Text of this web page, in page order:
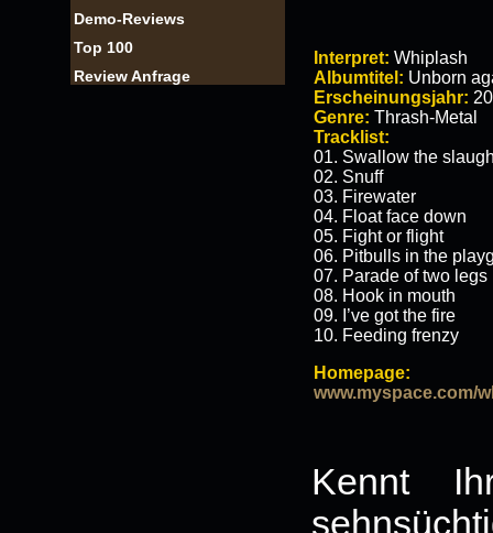
Demo-Reviews
Top 100
Review Anfrage
Interpret: Whiplash
Albumtitel: Unborn
Erscheinungsjahr:
Genre: Thrash-Metal
Tracklist:
01. Swallow the
02. Snuff
03. Firewater
04. Float face down
05. Fight or flight
06. Pitbulls in the
07. Parade of two legs
08. Hook in mouth
09. I’ve got the fire
10. Feeding frenzy
Homepage:
www.myspace.com/
Kennt